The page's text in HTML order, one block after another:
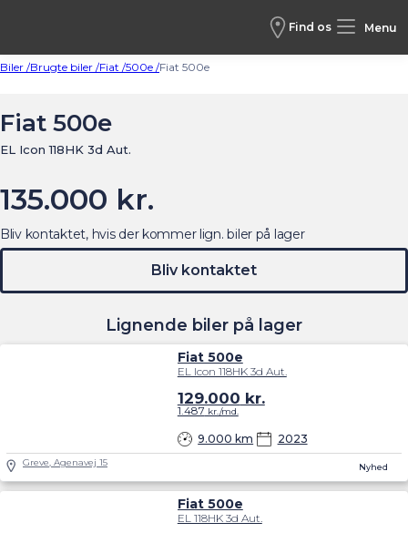
Find os Menu
Biler /Brugte biler /Fiat /500e /Fiat 500e
Fiat 500e
EL Icon 118HK 3d Aut.
135.000 kr.
Lignende biler på lager
Nyhed
Fiat 500e
EL Icon 118HK 3d Aut.
9.000 km 2023
129.000 kr.
1.487 kr./md.
Greve, Agenavej 15
Fiat 500e
EL 118HK 3d Aut.
Bliv kontaktet, hvis der kommer lign. biler på lager
Bliv kontaktet